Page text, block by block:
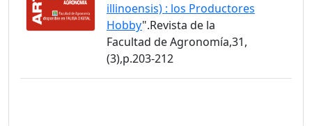
illinoensis) : los Productores
Hobby".Revista de la
Facultad de Agronomía,31,
(3),p.203-212